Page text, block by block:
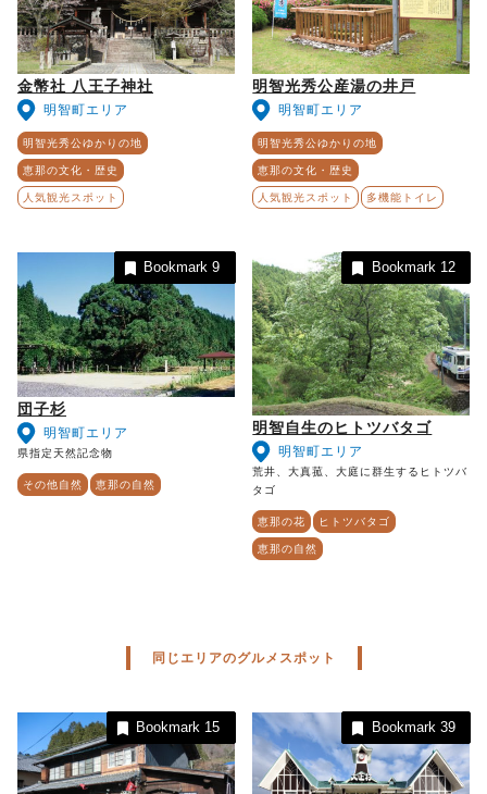
金幣社 八王子神社
明智町エリア
明智光秀公ゆかりの地
恵那の文化・歴史
人気観光スポット
明智光秀公産湯の井戸
明智町エリア
明智光秀公ゆかりの地
恵那の文化・歴史
人気観光スポット 多機能トイレ
団子杉
明智町エリア
県指定天然記念物
その他自然 恵那の自然
Bookmark9
明智自生のヒトツバタゴ
明智町エリア
荒井、大真菰、大庭に群生するヒトツバ
タゴ
恵那の花 ヒトツバタゴ
恵那の自然
Bookmark 12
同じエリアのグルメスポット
Bookmark 15 Bookmark 39